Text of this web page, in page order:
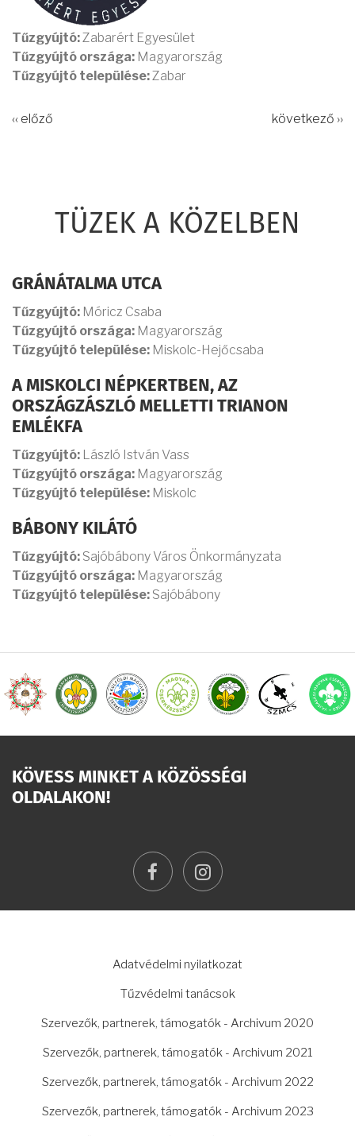
Tűzgyújtó:Zabarért Egyesület
Tűzgyújtó országa: Magyarország
Tűzgyújtó települése:Zabar
‹‹ előző következő ››
TÜZEK A KÖZELBEN
GRÁNÁTALMA UTCA
Tűzgyújtó: Móricz Csaba
Tűzgyújtó országa: Magyarország
Tűzgyújtó települése: Miskolc-Hejőcsaba
A MISKOLCI NÉPKERTBEN, AZ
ORSZÁGZÁSZLÓ MELLETTI TRIANON
EMLÉKFA
Tűzgyújtó: László István Vass
Tűzgyújtó országa: Magyarország
Tűzgyújtó települése: Miskolc
BÁBONY KILÁTÓ
Tűzgyújtó: Sajóbábony Város Önkormányzata
Tűzgyújtó országa: Magyarország
Tűzgyújtó települése: Sajóbábony
KÖVESS MINKET A KÖZÖSSÉGI
OLDALAKON!
facebookinstagram
Adatvédelmi nyilatkozat
Tűzvédelmi tanácsok
Szervezők, partnerek, támogatók - Archivum 2020
Szervezők, partnerek, támogatók - Archivum 2021
Szervezők, partnerek, támogatók - Archivum 2022
Szervezők, partnerek, támogatók - Archivum 2023